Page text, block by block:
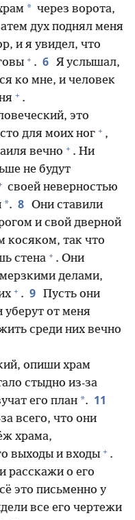
* через ворота,
дух поднял меня
и я увидел, что
+ . 6 Я услышал,
ко мне, и человек
+ .
это
для моих ног + ,
вечно + . Ни
не будут
своей неверностью
*. 8 Они ставили
и свой дверной
косяком, так что
стена + . Они
делами,
+ . 9 Пусть они
уберут от меня
среди них вечно
опиши храм
стыдно из-за
его план *. 11
всего, что они
храма,
выходы и входы + .
расскажи о его
это письменно у
все его чертежи